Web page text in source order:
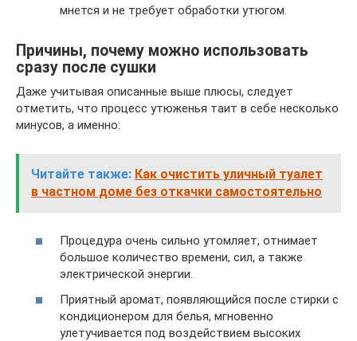
мнется и не требует обработки утюгом.
Причины, почему можно использовать
сразу после сушки
Даже учитывая описанные выше плюсы, следует
отметить, что процесс утюженья таит в себе несколько
минусов, а именно:
Читайте также: Как очистить уличный туалет
в частном доме без откачки самостоятельно
Процедура очень сильно утомляет, отнимает
большое количество времени, сил, а также
электрической энергии.
Приятный аромат, появляющийся после стирки с
кондиционером для белья, мгновенно
улетучивается под воздействием высоких